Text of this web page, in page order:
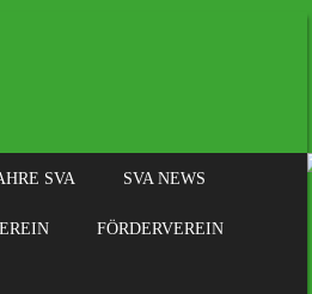
SVA SVA NEWS
FÖRDERVEREIN